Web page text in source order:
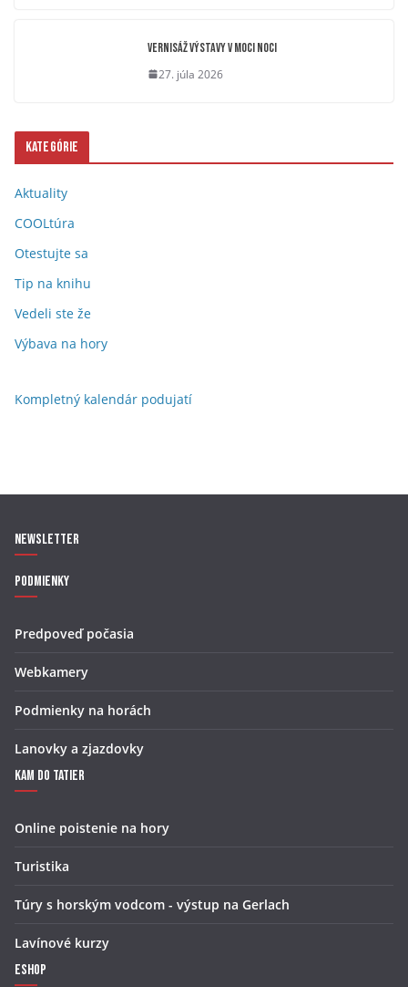
Vernisáž výstavy V moci noci
27. júla 2026
Kategórie
Aktuality
COOLtúra
Otestujte sa
Tip na knihu
Vedeli ste že
Výbava na hory
Kompletný kalendár podujatí
Newsletter
Podmienky
Predpoveď počasia
Webkamery
Podmienky na horách
Lanovky a zjazdovky
Kam do Tatier
Online poistenie na hory
Turistika
Túry s horským vodcom - výstup na Gerlach
Lavínové kurzy
Eshop